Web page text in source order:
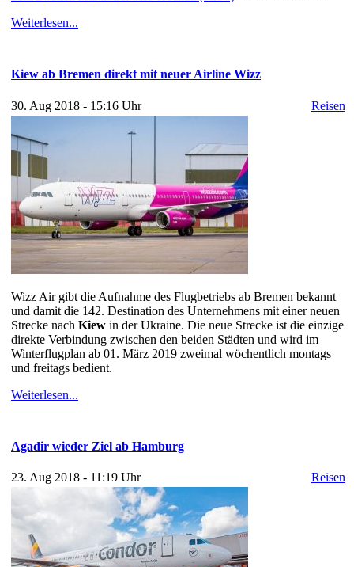
Weiterlesen...
Kiew ab Bremen direkt mit neuer Airline Wizz
30. Aug 2018 - 15:16 Uhr Reisen
Wizz Air gibt die Aufnahme des Flugbetriebs ab Bremen bekannt
und damit die 142. Destination des Unternehmens mit einer neuen
Strecke nach Kiew in der Ukraine. Die neue Strecke ist die einzige
direkte Verbindung zwischen den beiden Städten und wird im
Winterflugplan ab 01. März 2019 zweimal wöchentlich montags
und freitags bedient.
Weiterlesen...
Agadir wieder Ziel ab Hamburg
23. Aug 2018 - 11:19 Uhr Reisen